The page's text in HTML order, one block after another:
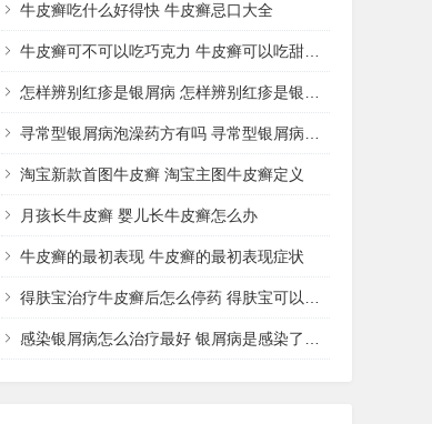
牛皮癣吃什么好得快 牛皮癣忌口大全
牛皮癣可不可以吃巧克力 牛皮癣可以吃甜品吗
怎样辨别红疹是银屑病 怎样辨别红疹是银屑病还是湿疹
寻常型银屑病泡澡药方有吗 寻常型银屑病用什么药洗
淘宝新款首图牛皮癣 淘宝主图牛皮癣定义
月孩长牛皮癣 婴儿长牛皮癣怎么办
牛皮癣的最初表现 牛皮癣的最初表现症状
得肤宝治疗牛皮癣后怎么停药 得肤宝可以治疗湿疹吗
感染银屑病怎么治疗最好 银屑病是感染了什么病菌